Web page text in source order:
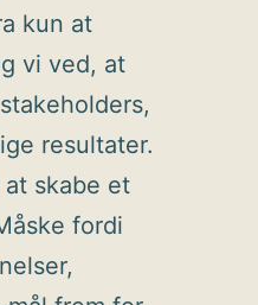
kun at
vi ved, at
resultater.
skabe et
fordi